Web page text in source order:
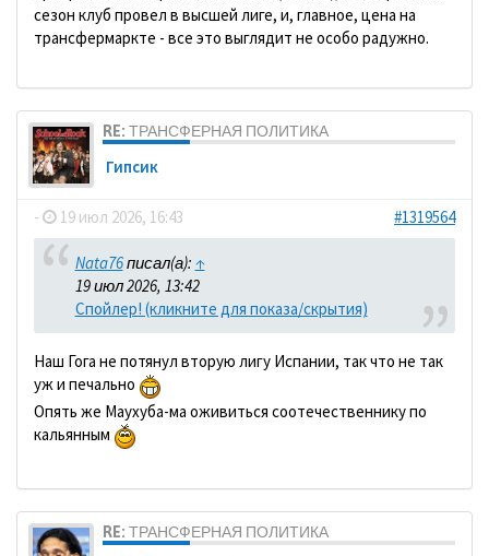
сезон клуб провел в высшей лиге, и, главное, цена на
трансфермаркте - все это выглядит не особо радужно.
RE: ТРАНСФЕРНАЯ ПОЛИТИКА
Гипсик
- 19 июл 2026, 16:43 #1319564
Nata76писал(а): ↑
19 июл 2026, 13:42
Спойлер! (кликните для показа/скрытия)
Наш Гога не потянул вторую лигу Испании, так что не так
уж и печально
Опять же Маухуба-ма оживиться соотечественнику по
кальянным
RE: ТРАНСФЕРНАЯ ПОЛИТИКА